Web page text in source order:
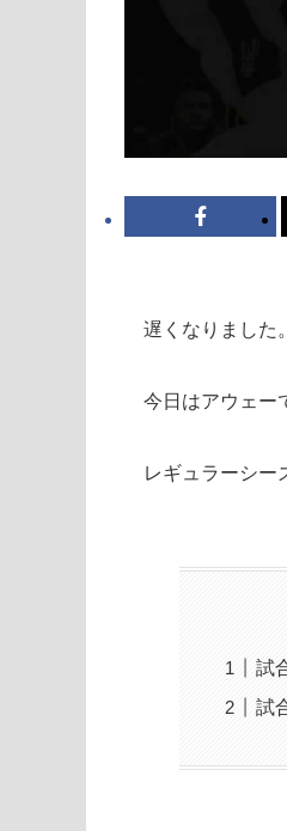
遅くなりました。
今日はアウェー
レギュラーシー
試
試